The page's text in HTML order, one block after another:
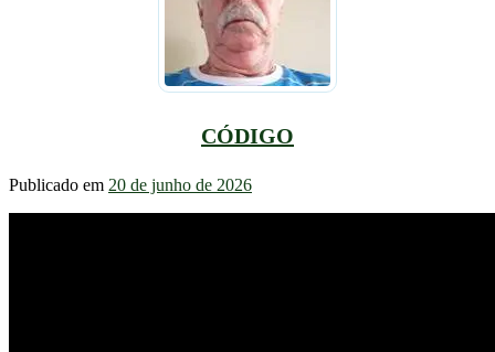
CÓDIGO
Publicado em 20 de junho de 2026